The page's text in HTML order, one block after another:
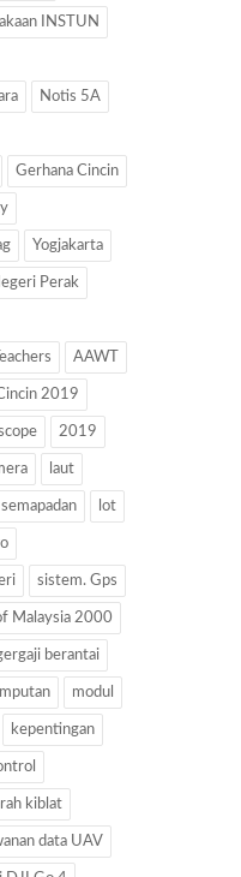
INSTUN
Notis 5A
Gerhana Cincin
Yogjakarta
Perak
AAWT
2019
2019
laut
semapadan lot
sistem. Gps
Malaysia 2000
berantai
modul
kepentingan
kiblat
data UAV